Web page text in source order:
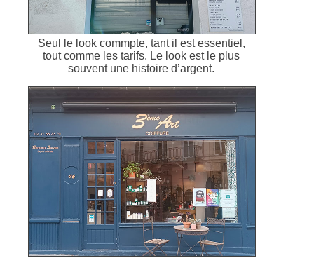
Seul le look commpte, tant il est essentiel,
tout comme les tarifs. Le look est le plus
souvent une histoire d’argent.